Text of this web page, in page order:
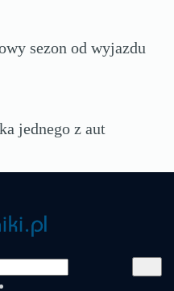
sezon od wyjazdu
jednego z aut